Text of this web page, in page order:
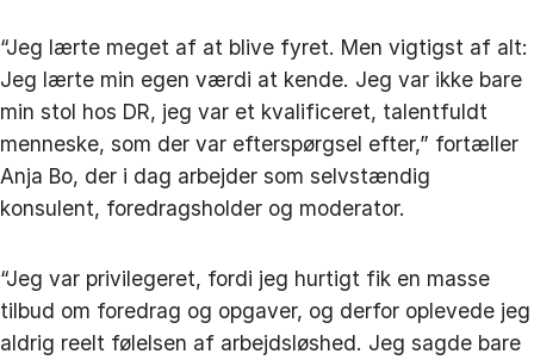
“Jeg lærte meget af at blive fyret. Men vigtigst af alt:
Jeg lærte min egen værdi at kende. Jeg var ikke bare
min stol hos DR, jeg var et kvalificeret, talentfuldt
menneske, som der var efterspørgsel efter,” fortæller
Anja Bo, der i dag arbejder som selvstændig
konsulent, foredragsholder og moderator.
“Jeg var privilegeret, fordi jeg hurtigt fik en masse
tilbud om foredrag og opgaver, og derfor oplevede jeg
aldrig reelt følelsen af arbejdsløshed. Jeg sagde bare